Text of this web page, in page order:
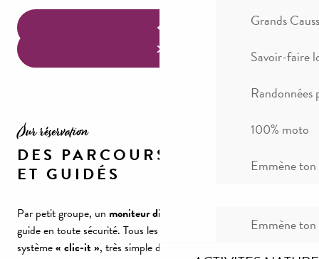
Grands
Savoir-faire
Randonnées
100% moto
Emmène
Emmène
Sur réservation
DES PARCOURS ENCADRÉS
ET GUIDÉS
Par petit groupe, un moniteur diplômé
guide en toute sécurité. Tous les parcours sont munis du
système« clic-it », très simple d’utilisation où vous évoluez en